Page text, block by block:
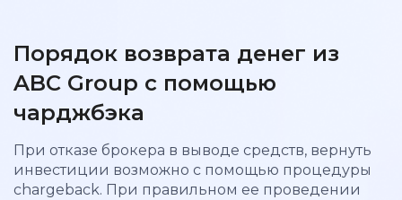
Порядок возврата денег из
ABC Group с помощью
чарджбэка
При отказе брокера в выводе средств, вернуть
инвестиции возможно с помощью процедуры
chargeback. При правильном ее проведении